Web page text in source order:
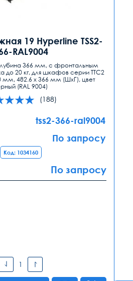
19 Hyperline TSS2-
RAL9004
366 мм, с фронтальным
до 20 кг, для шкафов серии TTC2
мм, 482.6 х 366 мм (ШхГ), цвет
(RAL 9004)
(188)
tss2-366-ral9004
По запросу
Код: 1034160
По запросу